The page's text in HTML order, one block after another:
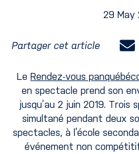
29 May
Partager cet article
Le Rendez-vous
en spectacle prend son
jusqu’au 2 juin 2019. Trois
simultané pendant deux
spectacles, à l’école
événement non